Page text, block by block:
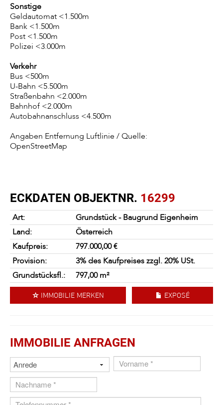
Sonstige
Geldautomat <1.500m
Bank <1.500m
Post <1.500m
Polizei <3.000m
Verkehr
Bus <500m
U-Bahn <5.500m
Straßenbahn <2.000m
Bahnhof <2.000m
Autobahnanschluss <4.500m
Angaben Entfernung Luftlinie / Quelle:
OpenStreetMap
ECKDATEN OBJEKTNR. 16299
Art:
Grundstück - Baugrund Eigenheim
Land:
Österreich
Kaufpreis:
797.000,00€
Provision:
3% des Kaufpreises zzgl. 20% USt.
Grundstücksfl.:
797,00 m²
IMMOBILIE MERKEN EXPOSÉ
IMMOBILIE ANFRAGEN